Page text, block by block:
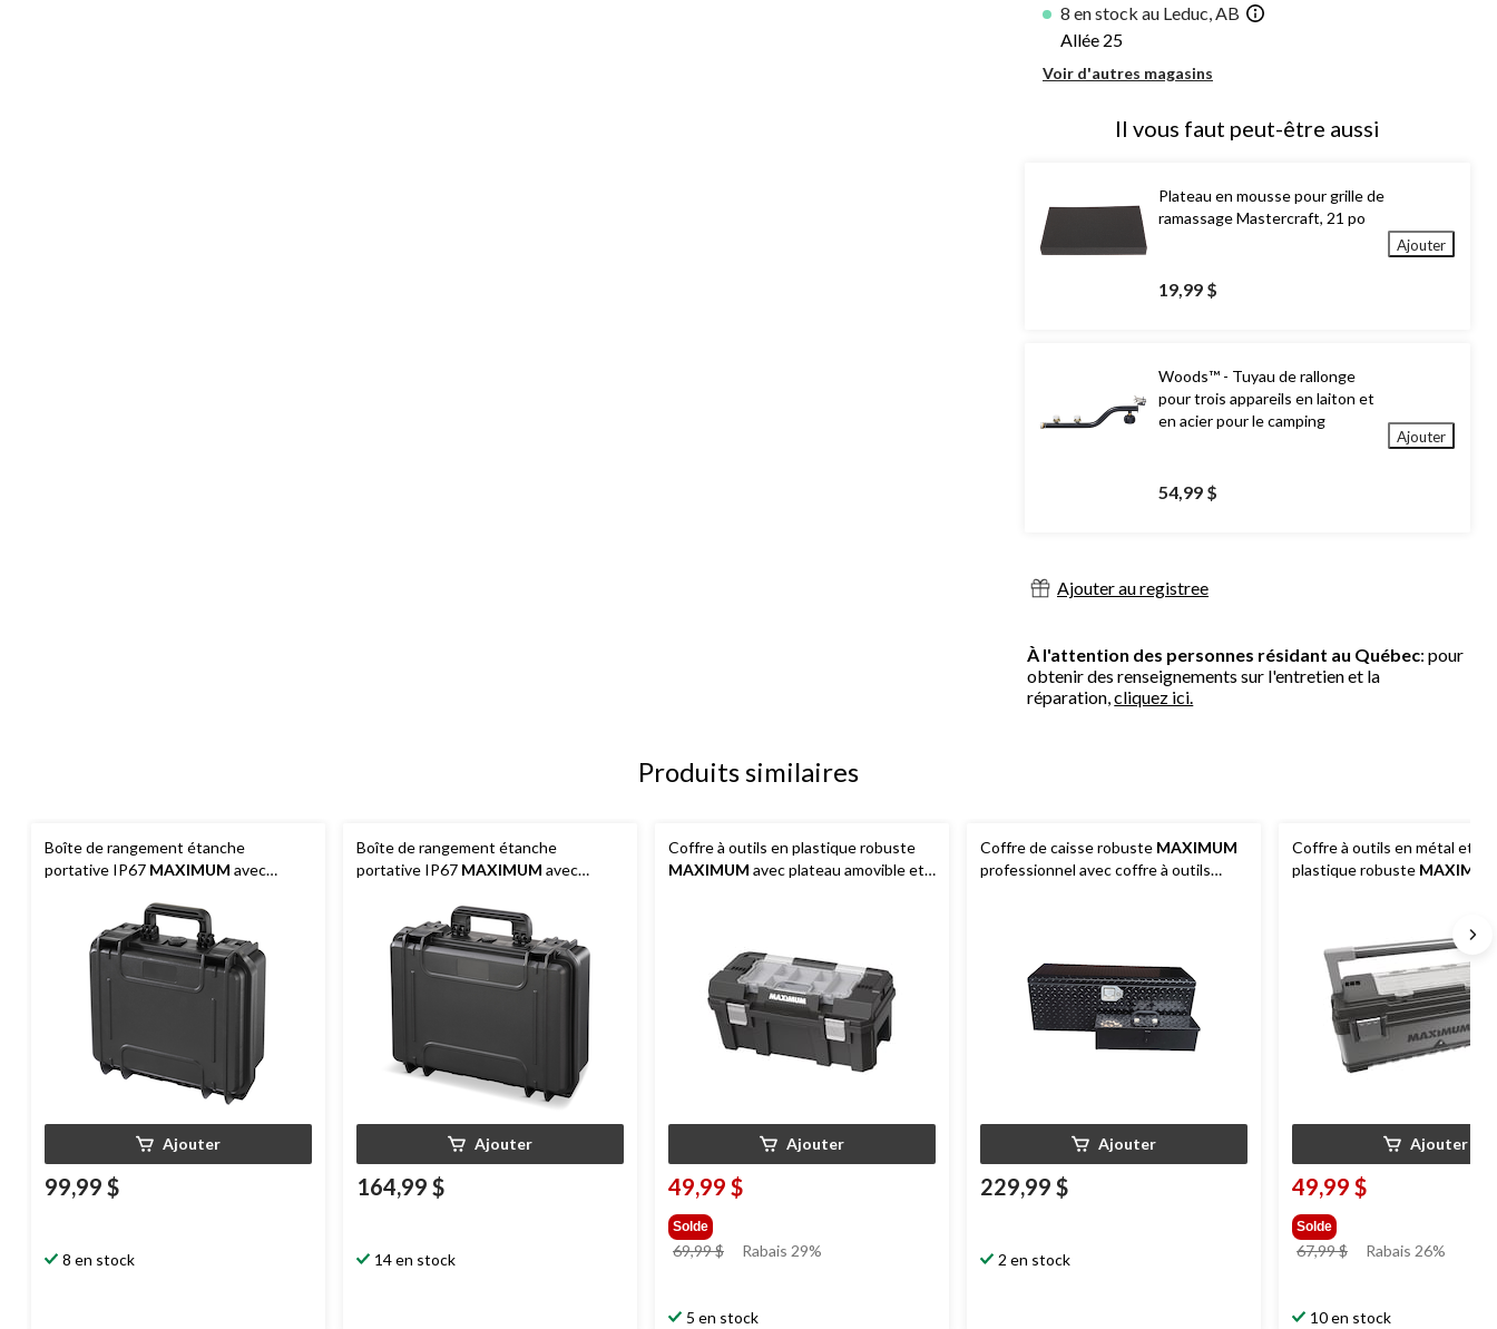
8 en stock au Leduc, AB
Allée 25
Voir d'autres magasins
Il vous faut peut-être aussi
Plateau en mousse pour grille de
ramassage Mastercraft, 21 po
19,99 $
Ajouter
Woods™ - Tuyau de rallonge
pour trois appareils en laiton et
en acier pour le camping
54,99 $
Ajouter
Ajouter au registree
À l'attention des personnes résidant au Québec: pour
obtenir des renseignements sur l'entretien et la
réparation,cliquez ici.
Produits similaires
Boîte de rangement étanche
portative IP67 MAXIMUM avec
Ajouter
99,99 $
8 en stock
Boîte de rangement étanche
portative IP67 MAXIMUM avec
Ajouter
164,99 $
14 en stock
Coffre à outils en plastique robuste
MAXIMUM avec plateau amovible et
Ajouter
49,99 $
Solde
69,99 $
prixRabais 29%
5 en stock
Coffre de caisse robuste MAXIMUM
professionnel avec coffre à outils
Ajouter
229,99 $
2 en stock
Coffre à outils en métal et en
plastique robuste
Ajouter
49,99 $
Solde
67,99 $
prixRabais 26%
10 en stock